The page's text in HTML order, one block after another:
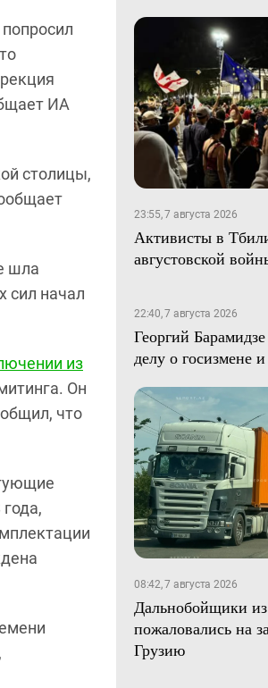
ИА
столицы,
шла
сил начал
из
Он
что
23:55, 7 августа 2026
Активисты в
августовской
22:40, 7 августа 2026
Георгий
делу о госизмене
08:42, 7 августа 2026
Дальнобойщики
пожаловались на
Грузию